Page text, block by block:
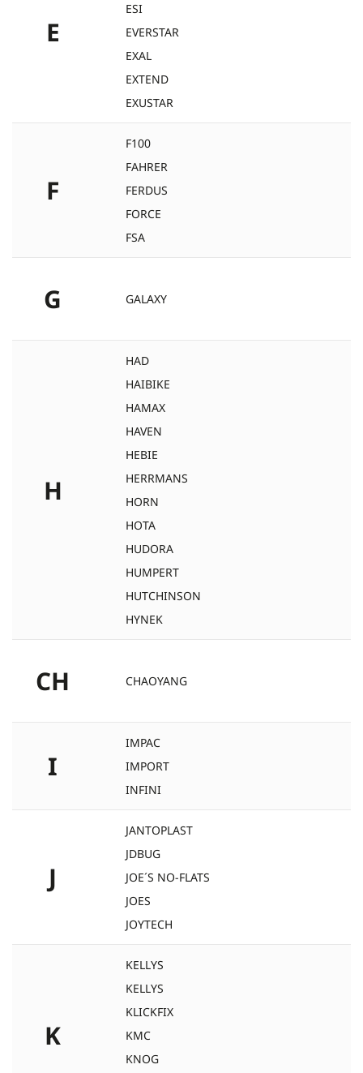
E
ESI
EVERSTAR
EXAL
EXTEND
EXUSTAR
F
F100
FAHRER
FERDUS
FORCE
FSA
G GALAXY
H
HAD
HAIBIKE
HAMAX
HAVEN
HEBIE
HERRMANS
HORN
HOTA
HUDORA
HUMPERT
HUTCHINSON
HYNEK
CH CHAOYANG
I
IMPAC
IMPORT
INFINI
J
JANTOPLAST
JDBUG
JOE´S NO-FLATS
JOES
JOYTECH
K
KELLYS
KELLYS
KLICKFIX
KMC
KNOG